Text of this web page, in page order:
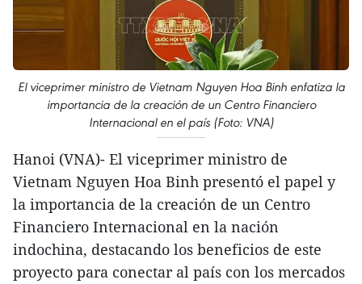
El viceprimer ministro de Vietnam Nguyen Hoa Binh enfatiza la
importancia de la creación de un Centro Financiero
Internacional en el país (Foto: VNA)
Hanoi (VNA)- El viceprimer ministro de
Vietnam Nguyen Hoa Binh presentó el papel y
la importancia de la creación de un Centro
Financiero Internacional en la nación
indochina, destacando los beneficios de este
proyecto para conectar al país con los mercados